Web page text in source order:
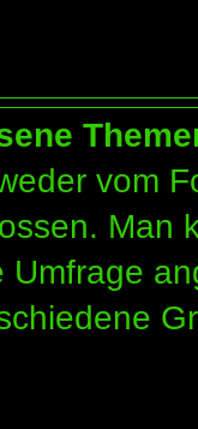
vom
Man
Umfrage